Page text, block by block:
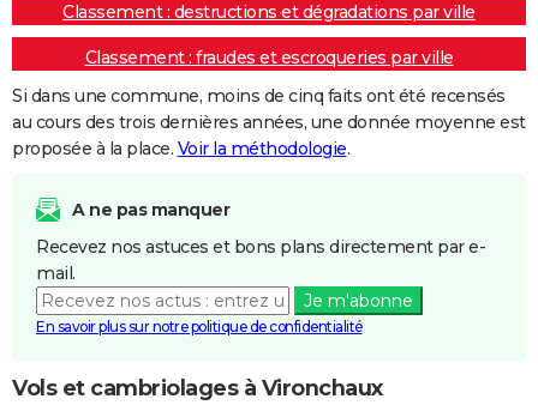
Classement : destructions et dégradations par ville
Classement : fraudes et escroqueries par ville
Si dans une commune, moins de cinq faits ont été recensés
au cours des trois dernières années, une donnée moyenne est
proposée à la place. Voir la méthodologie.
A ne pas manquer
Recevez nos astuces et bons plans directement par e-
mail.
Je m'abonne
En savoir plus sur notre politique de confidentialité
Vols et cambriolages à Vironchaux